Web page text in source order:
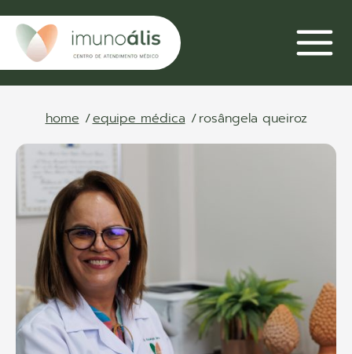
home equipe médica rosângela queiroz